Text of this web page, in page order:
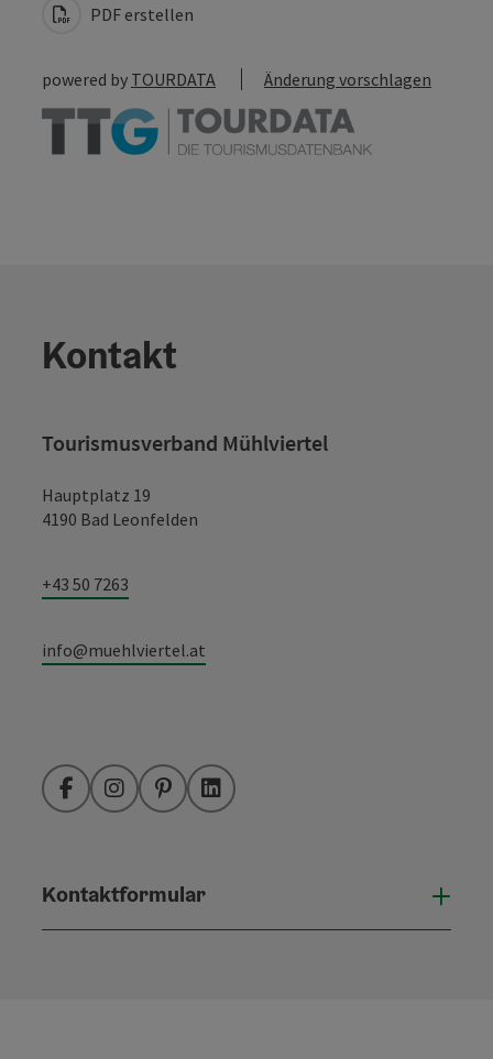
PDF erstellen
powered by TOURDATA Änderung vorschlagen
Kontakt
Tourismusverband Mühlviertel
Hauptplatz 19
4190 Bad Leonfelden
+43 50 7263
info@muehlviertel.at
FacebookInstagramPinterestLinkedIn
Kontaktformular